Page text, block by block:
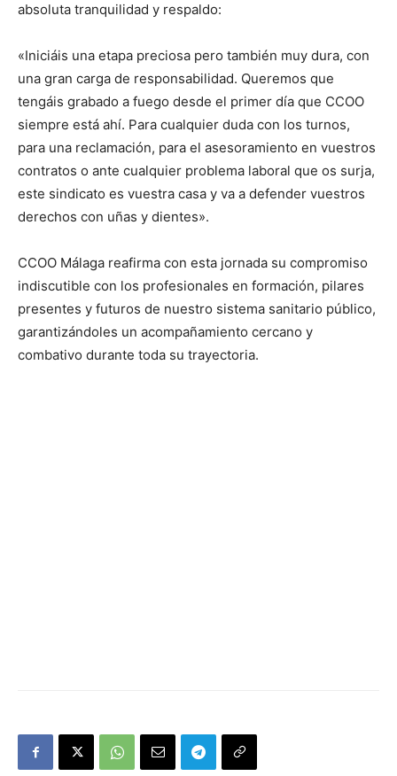
absoluta tranquilidad y respaldo:
«Iniciáis una etapa preciosa pero también muy dura, con
una gran carga de responsabilidad. Queremos que
tengáis grabado a fuego desde el primer día que CCOO
siempre está ahí. Para cualquier duda con los turnos,
para una reclamación, para el asesoramiento en vuestros
contratos o ante cualquier problema laboral que os surja,
este sindicato es vuestra casa y va a defender vuestros
derechos con uñas y dientes».
CCOO Málaga reafirma con esta jornada su compromiso
indiscutible con los profesionales en formación, pilares
presentes y futuros de nuestro sistema sanitario público,
garantizándoles un acompañamiento cercano y
combativo durante toda su trayectoria.